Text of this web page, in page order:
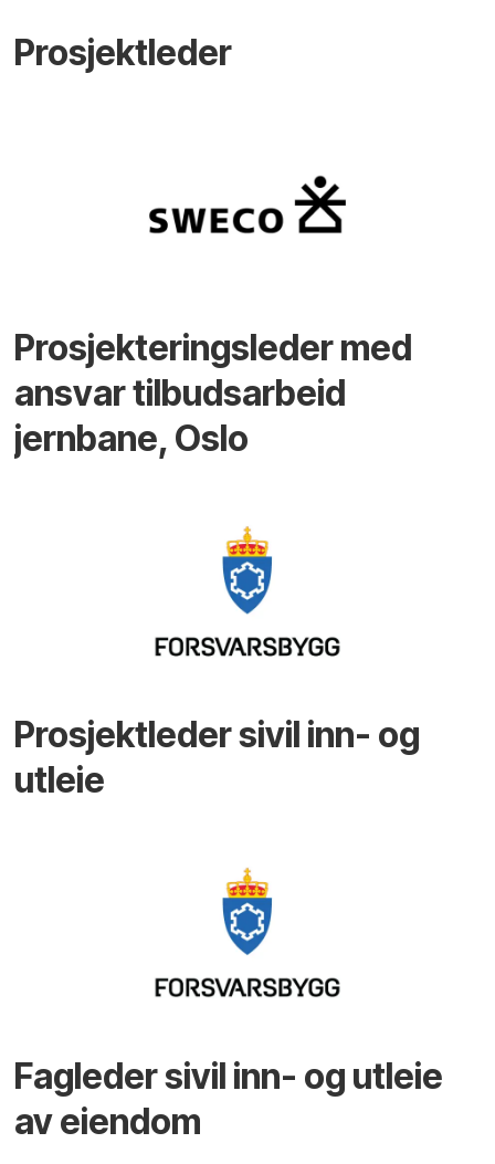
Prosjektleder
Prosjekteringsleder med
ansvar tilbudsarbeid
jernbane, Oslo
Prosjektleder sivil inn- og
utleie
Fagleder sivil inn- og utleie
av eiendom